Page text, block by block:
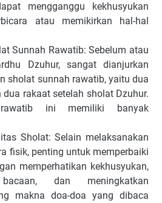
mengganggu kekhusyukan
atau memikirkan hal-hal
Sunnah Rawatib: Sebelum atau
Dzuhur, sangat dianjurkan
sholat sunnah rawatib, yaitu dua
rakaat setelah sholat Dzuhur.
ini memiliki banyak
Sholat: Selain melaksanakan
fisik, penting untuk memperbaiki
memperhatikan kekhusyukan,
bacaan, dan meningkatkan
makna doa-doa yang dibaca